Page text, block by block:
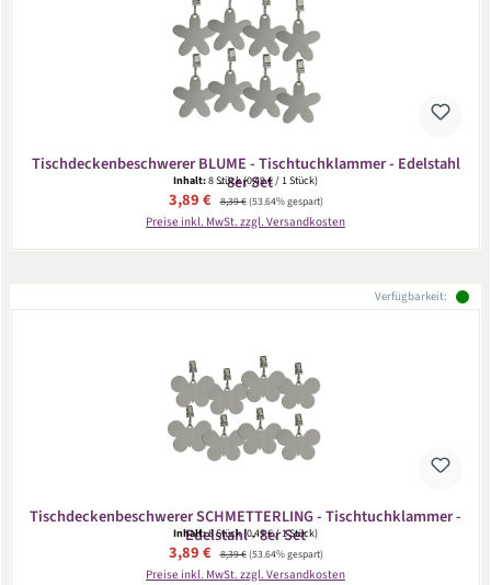
Tischdeckenbeschwerer BLUME - Tischtuchklammer - Edelstahl
- 8er Set
Inhalt:8 Stück(0,49 € / 1 Stück)
Verkaufspreis:
3,89 € Regulärer Preis:
8,39 €(53.64% gespart)
Preise inkl. MwSt. zzgl. Versandkosten
Verfügbarkeit:
Tischdeckenbeschwerer SCHMETTERLING - Tischtuchklammer -
Edelstahl - 8er Set
Inhalt:8 Stück(0,49 € / 1 Stück)
Verkaufspreis:
3,89 € Regulärer Preis:
8,39 €(53.64% gespart)
Preise inkl. MwSt. zzgl. Versandkosten